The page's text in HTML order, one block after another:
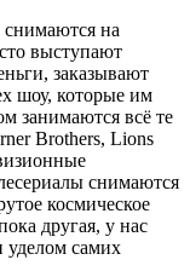
снимаются на
выступают
заказывают
шоу, которые им
занимаются всё те
Brothers, Lions
снимаются
космическое
другая, у нас
уделом самих